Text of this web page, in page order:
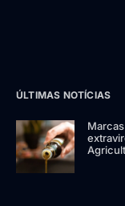
ÚLTIMAS NOTÍCIAS